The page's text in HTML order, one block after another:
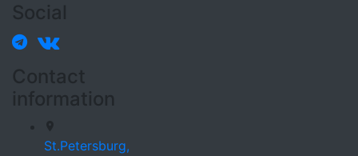
Social
Contact
information
St.Petersburg,